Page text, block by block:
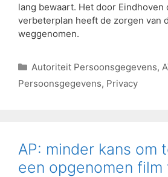
lang bewaart. Het door Eindhoven
verbeterplan heeft de zorgen van
weggenomen.
Autoriteit Persoonsgegevens,
Persoonsgegevens, Privacy
AP: minder kans om
een opgenomen film